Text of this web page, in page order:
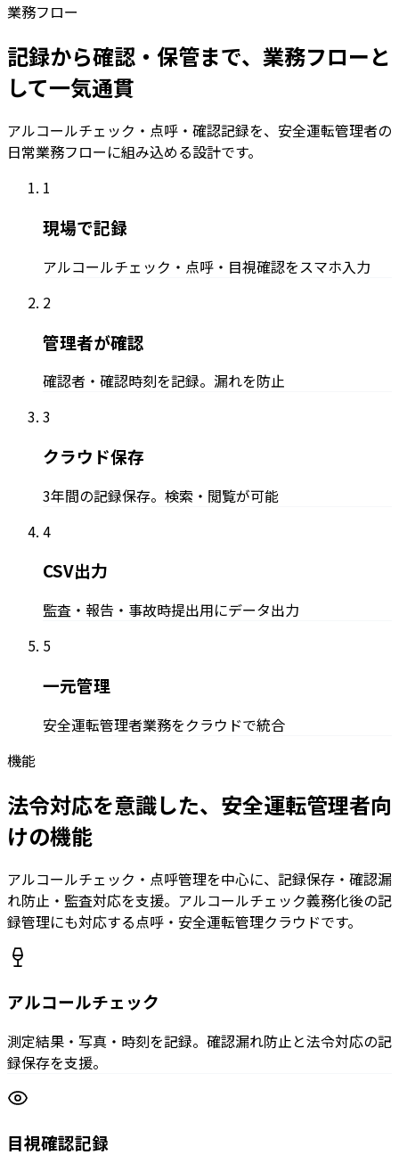
業務フロー
記録から確認・保管まで、業務フローと
して一気通貫
アルコールチェック・点呼・確認記録を、安全運転管理者の
日常業務フローに組み込める設計です。
1
現場で記録
アルコールチェック・点呼・目視確認をスマホ入力
2
管理者が確認
確認者・確認時刻を記録。漏れを防止
3
クラウド保存
3年間の記録保存。検索・閲覧が可能
4
CSV出力
監査・報告・事故時提出用にデータ出力
5
一元管理
安全運転管理者業務をクラウドで統合
機能
法令対応を意識した、安全運転管理者向
けの機能
アルコールチェック・点呼管理を中心に、記録保存・確認漏
れ防止・監査対応を支援。アルコールチェック義務化後の記
録管理にも対応する点呼・安全運転管理クラウドです。
アルコールチェック
測定結果・写真・時刻を記録。確認漏れ防止と法令対応の記
録保存を支援。
目視確認記録